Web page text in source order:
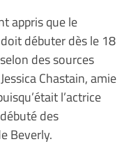
appris que le
doit débuter dès le 18
des sources
Chastain, amie
l’actrice
des
Beverly.